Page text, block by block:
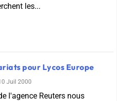
les...
pour Lycos Europe
Juil 2000
l'agence Reuters nous